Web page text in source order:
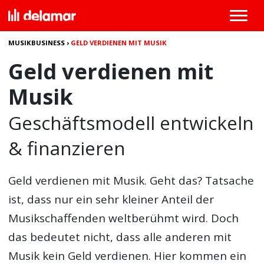
MUSIKBUSINESS › GELD VERDIENEN MIT MUSIK
Geld verdienen mit
Musik
Geschäftsmodell entwickeln
& finanzieren
Geld verdienen mit Musik. Geht das? Tatsache
ist, dass nur ein sehr kleiner Anteil der
Musikschaffenden weltberühmt wird. Doch
das bedeutet nicht, dass alle anderen mit
Musik kein Geld verdienen. Hier kommen ein